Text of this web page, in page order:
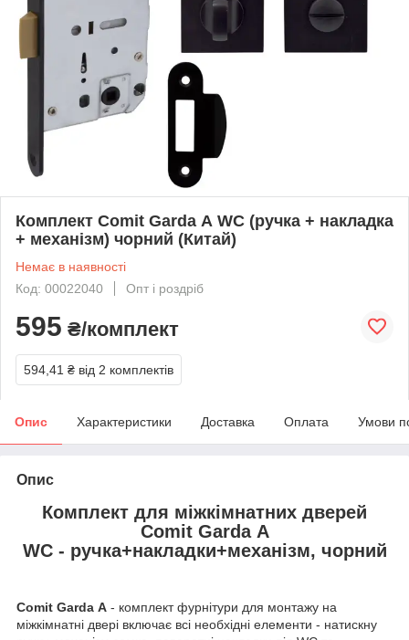
Комплект Comit Garda А WC (ручка + накладка
+ механізм) чорний (Китай)
Немає в наявності
Код: 00022040
Опт і роздріб
595 ₴/комплект
594,41 ₴ від 2 комплектів
Опис Характеристики Доставка Оплата Умови
Опис
Комплект для міжкімнатних дверей
Comit Garda А
WC - ручка+накладки+механізм, чорний
Comit Garda А - комплект фурнітури для монтажу на
міжкімнатні двері включає всі необхідні елементи - натискну